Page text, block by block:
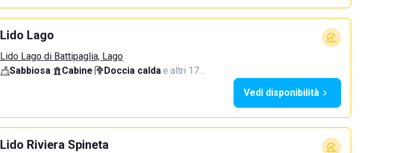
Lido Lago
Lido Lago di Battipaglia, Lago
Sabbiosa· Cabine· Doccia calda·e altri 17…
Vedi disponibilità
Lido Riviera Spineta